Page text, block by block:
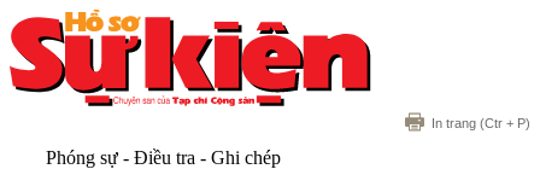
In trang (Ctr + P)
Phóng sự - Điều tra - Ghi chép